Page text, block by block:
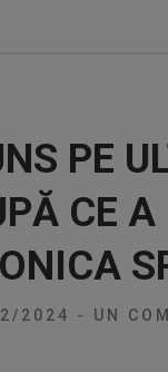
PE
CE
2024 - UN